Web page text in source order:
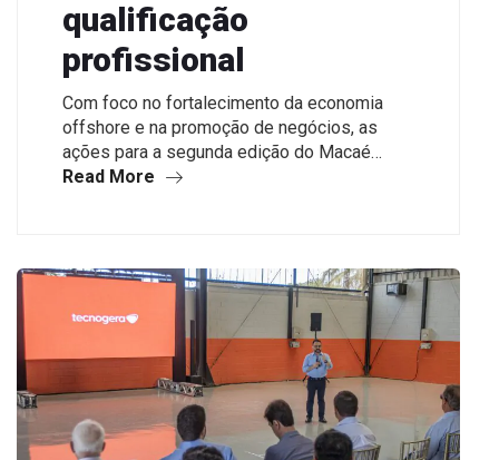
qualificação
profissional
Com foco no fortalecimento da economia
offshore e na promoção de negócios, as
ações para a segunda edição do Macaé…
Read More